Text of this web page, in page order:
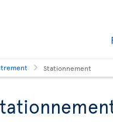
Stationnement